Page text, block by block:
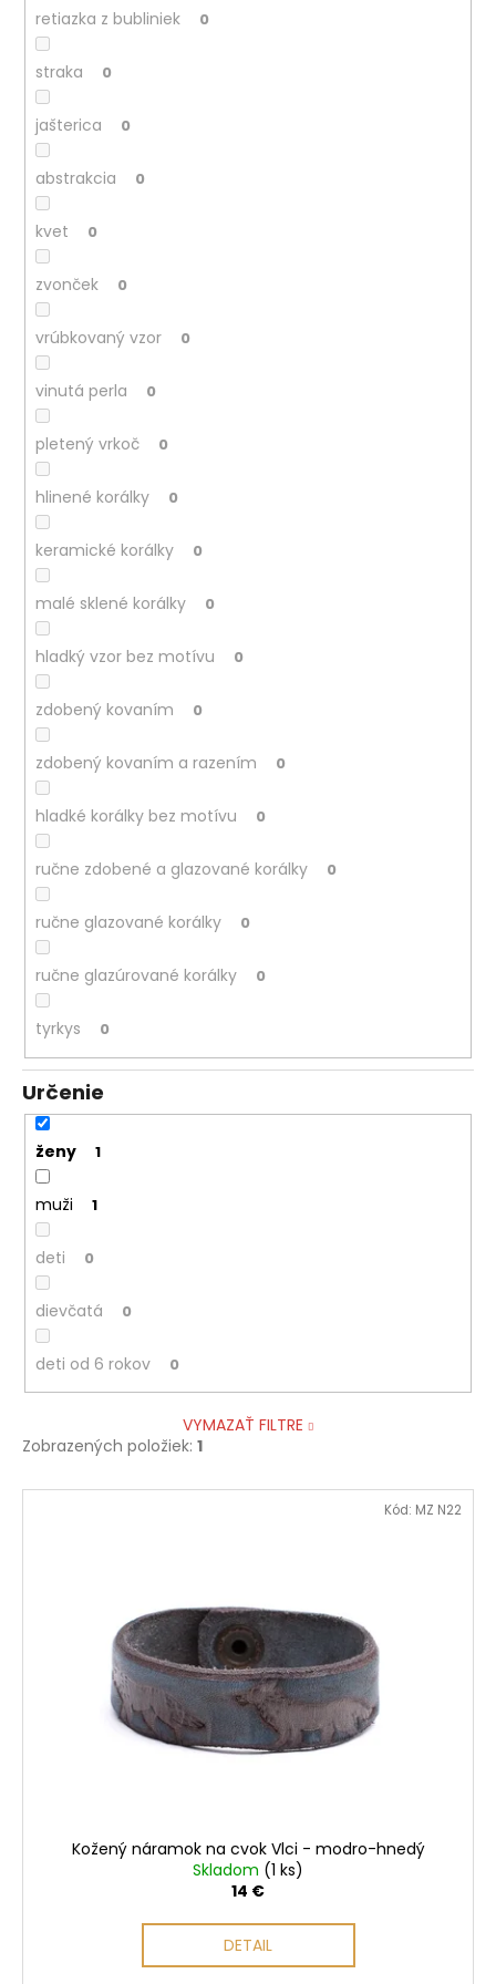
retiazka z bubliniek 0
straka 0
jašterica 0
abstrakcia 0
kvet 0
zvonček 0
vrúbkovaný vzor 0
vinutá perla 0
pletený vrkoč 0
hlinené korálky 0
keramické korálky 0
malé sklené korálky 0
hladký vzor bez motívu 0
zdobený kovaním 0
zdobený kovaním a razením 0
hladké korálky bez motívu 0
ručne zdobené a glazované korálky 0
ručne glazované korálky 0
ručne glazúrované korálky 0
tyrkys 0
Určenie
ženy 1
muži 1
deti 0
dievčatá 0
deti od 6 rokov 0
VYMAZAŤ FILTRE
Zobrazených položiek: 1
V
Kožený náramok na cvok Vlci - modro-hnedý
Skladom (1 ks)
14 €
DETAIL
Kód: MZ N22